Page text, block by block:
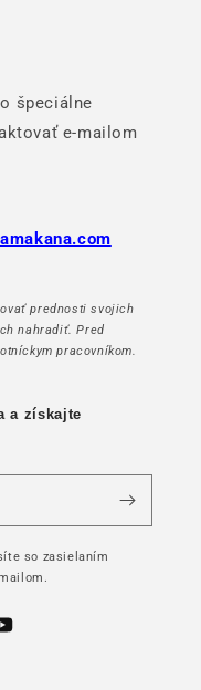
špeciálne
e-mailom
prednosti svojich
nahradiť. Pred
pracovníkom.
a získajte
so zasielaním